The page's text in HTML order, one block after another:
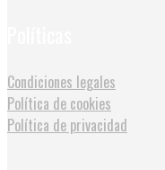
Condiciones legales
Política de cookies
Política de privacidad